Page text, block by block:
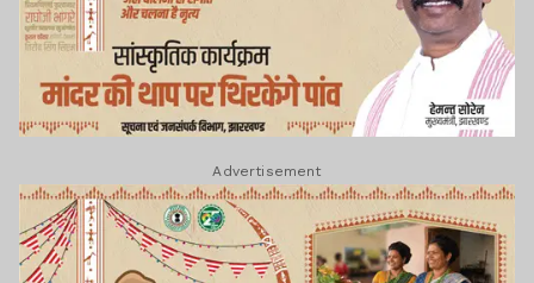
Advertisement